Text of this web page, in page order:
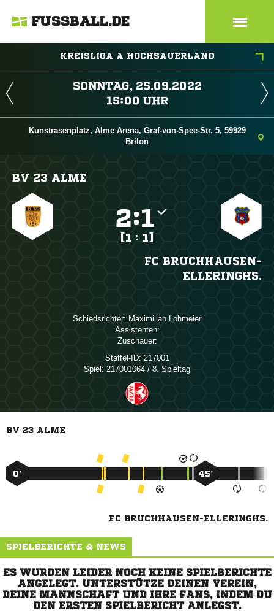
FUSSBALL.DE
KREISLIGA A HOCHSAUERLAND
 
 
Kunstrasenplatz, Alme Arena, Graf-von-Spee-Str. 5, 59929
Brilon
BV 23 ALME
:
[1 : 1]
FC BRUCHHAUSEN-
ELLERINGHS.
Schiedsrichter:  
Assistenten:
Zuschauer:
Staffel-ID: 217001
Spiel: 217001064 / 8. Spieltag
BV 23 ALME
0’ 45’
FC BRUCHHAUSEN-ELLERINGHS.
SPIELBERICHTE & NEWS
ES WURDEN LEIDER NOCH KEINE SPIELBERICHTE
ANGELEGT. UNTERSTÜTZE DEINEN VEREIN,
DEINE MANNSCHAFT UND IHRE FANS, INDEM DU
DEN ERSTEN SPIELBERICHT ANLEGST.